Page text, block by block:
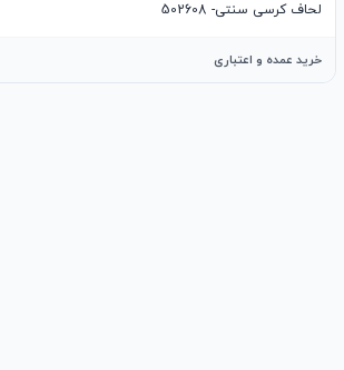
لحاف کرسی سنتی- 502608
خرید عمده و اعتباری